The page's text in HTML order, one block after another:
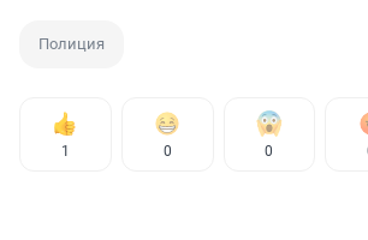
Полиция
1 0 0